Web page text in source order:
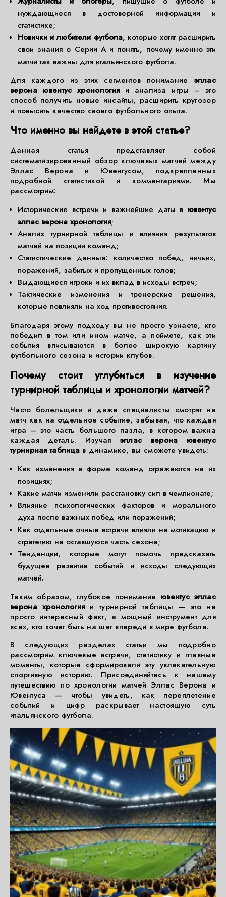
нуждающиеся в достоверной информации и
статистике;
Новички и любители футбола, которые хотят расширить
свои знания о Серии А и понять, почему именно эти
матчи так важны для итальянского футбола.
Для каждого из этих сегментов понимание эллас
верона ювентус хронологияи анализа игры – это
способ получить новые инсайты, расширить кругозор
и повысить качество своего футбольного опыта.
Что именно вы найдете в этой статье?
Данная статья представляет собой
систематизированный обзор ключевых матчей между
Эллас Верона и Ювентусом, подкрепленных
подробной статистикой и комментариями. Мы
рассмотрим:
Исторические встречи и важнейшие даты в ювентус
эллас верона хронология;
Анализ турнирной таблицы и влияния результатов
матчей на позиции команд;
Статистические данные: количество побед, ничьих,
поражений, забитых и пропущенных голов;
Выдающиеся игроки и их вклад в исходы встреч;
Тактические изменения и тренерские решения,
которые повлияли на ход противостояния.
Благодаря этому подходу вы не просто узнаете, кто
победил в том или ином матче, а поймете, как эти
события вписываются в более широкую картину
футбольного сезона и истории клубов.
Почему стоит углубиться в изучение
турнирной таблицы и хронологии матчей?
Часто болельщики и даже специалисты смотрят на
матч как на отдельное событие, забывая, что каждая
игра – это часть большого пазла, в котором важна
каждая деталь. Изучая эллас верона ювентус
турнирная таблица в динамике, вы сможете увидеть:
Как изменения в форме команд отражаются на их
позициях;
Какие матчи изменили расстановку сил в чемпионате;
Влияние психологических факторов и морального
духа после важных побед или поражений;
Как отдельные очные встречи влияли на мотивацию и
стратегию на оставшуюся часть сезона;
Тенденции, которые могут помочь предсказать
будущее развитие событий и исходы следующих
матчей.
Таким образом, глубокое понимание ювентус эллас
верона хронологияи турнирной таблицы — это не
просто интересный факт, а мощный инструмент для
всех, кто хочет быть на шаг впереди в мире футбола.
В следующих разделах статьи мы подробно
рассмотрим ключевые встречи, статистику и главные
моменты, которые сформировали эту увлекательную
спортивную историю. Присоединяйтесь к нашему
путешествию по хронологии матчей Эллас Верона и
Ювентуса — чтобы увидеть, как переплетение
событий и цифр раскрывает настоящую суть
итальянского футбола.